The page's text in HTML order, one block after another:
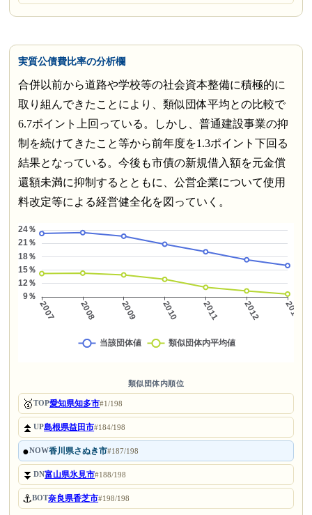
実質公債費比率の分析欄
合併以前から道路や学校等の社会資本整備に積極的に
取り組んできたことにより、類似団体平均との比較で
6.7ポイント上回っている。しかし、普通建設事業の抑
制を続けてきたこと等から前年度を1.3ポイント下回る
結果となっている。今後も市債の新規借入額を元金償
還額未満に抑制するとともに、公営企業について使用
料改定等による経営健全化を図っていく。
類似団体内順位
🥇TOP愛知県知多市#1/198
⏫UP島根県益田市#184/198
●NOW香川県さぬき市#187/198
⏬DN富山県氷見市#188/198
⚓BOT奈良県香芝市#198/198